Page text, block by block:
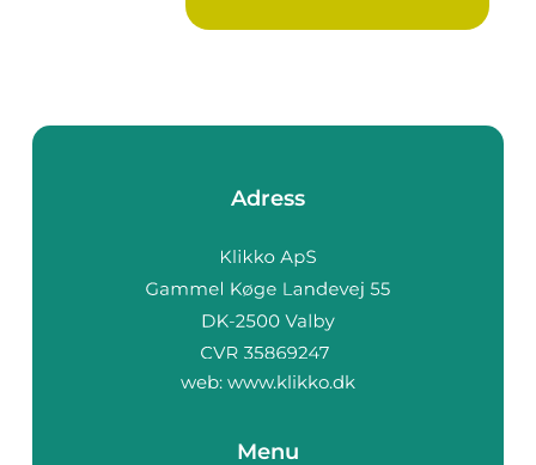
Adress
web: www.klikko.dk
Menu